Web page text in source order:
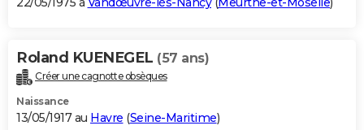
Roland KUENEGEL (57 ans)
Créer une cagnotte obsèques
Naissance
13/05/1917 au Havre (Seine-Maritime)